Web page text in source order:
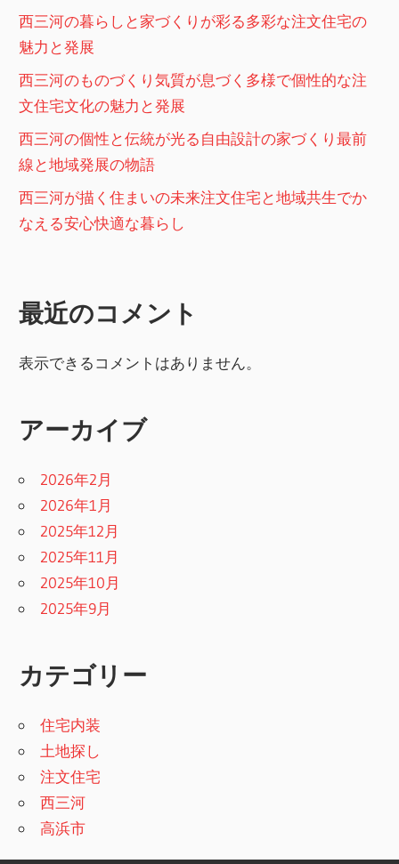
西三河の暮らしと家づくりが彩る多彩な注文住宅の
魅力と発展
西三河のものづくり気質が息づく多様で個性的な注
文住宅文化の魅力と発展
西三河の個性と伝統が光る自由設計の家づくり最前
線と地域発展の物語
西三河が描く住まいの未来注文住宅と地域共生でか
なえる安心快適な暮らし
最近のコメント
表示できるコメントはありません。
アーカイブ
2026年2月
2026年1月
2025年12月
2025年11月
2025年10月
2025年9月
カテゴリー
住宅内装
土地探し
注文住宅
西三河
高浜市